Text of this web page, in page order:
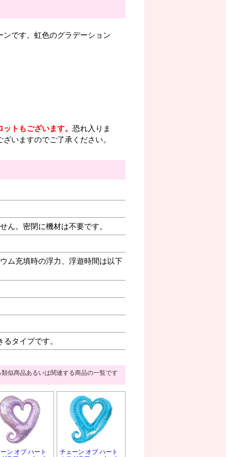
です。虹色のグラデーション
トもございます。 恐れ入りま
いますのでご了承ください。
ん。密閉に機材は不要です。
ム充填時の浮力、浮遊時間は以下
タイプです。
似商品あるいは関連する商品の一覧です
ン オブ ハート チェーン オブ ハート